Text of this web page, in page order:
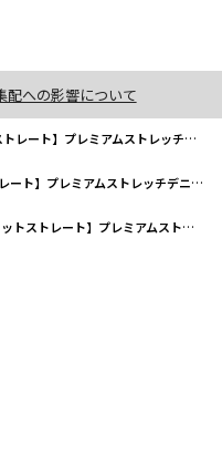
配への影響について
ート】プレミアムストレッチデニムパンツ
ト】プレミアムストレッチデニムパンツ
トストレート】プレミアムストレッチデニムパンツ